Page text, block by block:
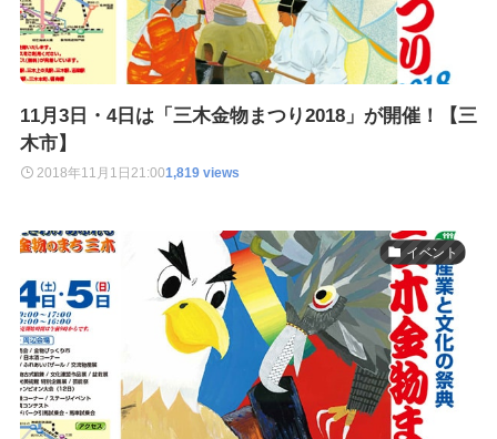
11月3日・4日は「三木金物まつり2018」が開催！【三
木市】
2018年11月1日 21:001,819 views
イベント